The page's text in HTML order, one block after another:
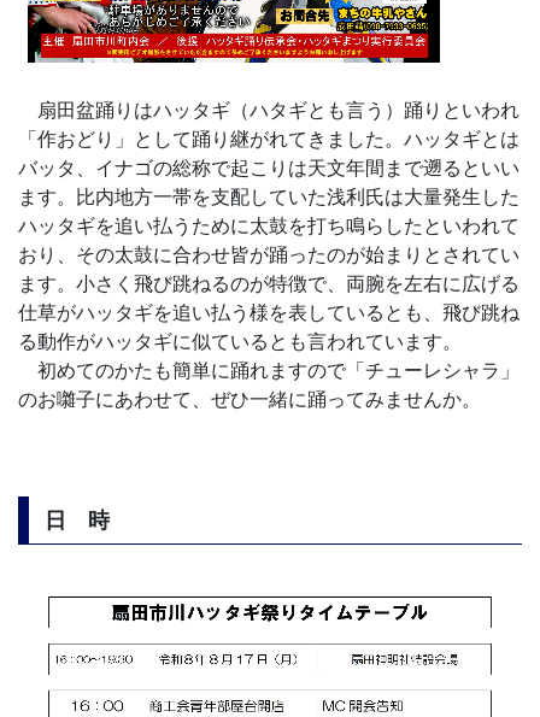
扇田盆踊りはハッタギ（ハタギとも言う）踊りといわれ
「作おどり」として踊り継がれてきました。ハッタギとは
バッタ、イナゴの総称で起こりは天文年間まで遡るといい
ます。比内地方一帯を支配していた浅利氏は大量発生した
ハッタギを追い払うために太鼓を打ち鳴らしたといわれて
おり、その太鼓に合わせ皆が踊ったのが始まりとされてい
ます。小さく飛び跳ねるのが特徴で、両腕を左右に広げる
仕草がハッタギを追い払う様を表しているとも、飛び跳ね
る動作がハッタギに似ているとも言われています。
初めてのかたも簡単に踊れますので「チューレシャラ」
のお囃子にあわせて、ぜひ一緒に踊ってみませんか。
日 時